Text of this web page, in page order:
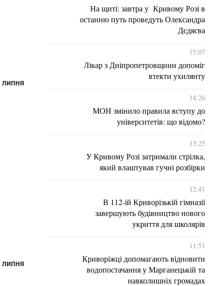
липня
липня
На щиті: завтра у Кривому Розі в
останню путь проведуть Олександра
Дєдяєва
15:07
Лікар з Дніпропетровщини допоміг
втекти ухилянту
14:26
МОН змінило правила вступу до
університетів: що відомо?
13:25
У Кривому Розі затримали стрілка,
який влаштував гучні розбірки
12:41
В 112-ій Криворізькій гімназії
завершують будівництво нового
укриття для школярів
11:51
Криворіжці допомагають відновити
водопостачання у Марганецькій та
навколишніх громадах